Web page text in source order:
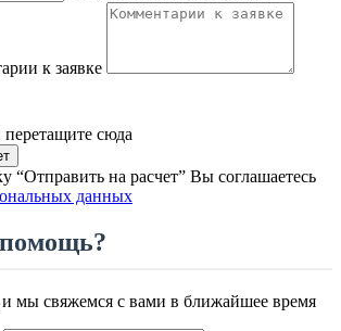
к заявке
перетащите сюда
“Отправить на расчет” Вы соглашаетесь
данных
и мы свяжемся с вами в ближайшее время